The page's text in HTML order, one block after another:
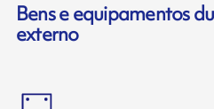
Bens e equipamentos
externo